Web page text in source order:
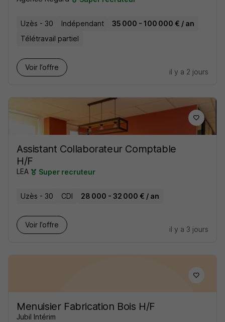
Uzès - 30 Indépendant
35 000 - 100 000 € / an
Télétravail partiel
Voir l’offre
il y a 2 jours
Assistant Collaborateur Comptable
H/F
LEA Super recruteur
Uzès - 30 CDI 28 000 - 32 000 € / an
Voir l’offre
il y a 3 jours
Menuisier Fabrication Bois H/F
Jubil Intérim